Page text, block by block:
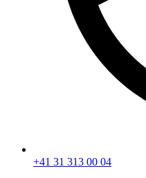
+41 31 313 00 04